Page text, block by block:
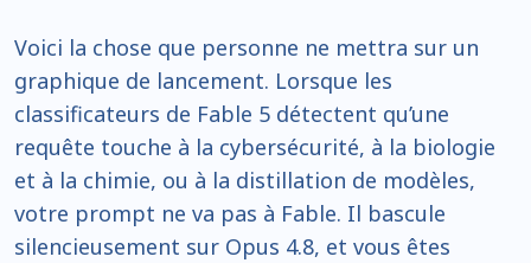
Voici la chose que personne ne mettra sur un
graphique de lancement. Lorsque les
classificateurs de Fable 5 détectent qu’une
requête touche à la cybersécurité, à la biologie
et à la chimie, ou à la distillation de modèles,
votre prompt ne va pas à Fable. Il bascule
silencieusement sur Opus 4.8, et vous êtes